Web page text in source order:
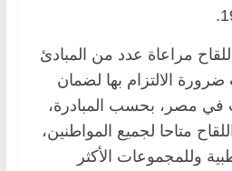
مراعاة عدد من المبادئ
الالتزام بها لضمان
في مصر، بحسب المبادرة،
متاحا لجميع المواطنين،
وللمجموعات الأكثر